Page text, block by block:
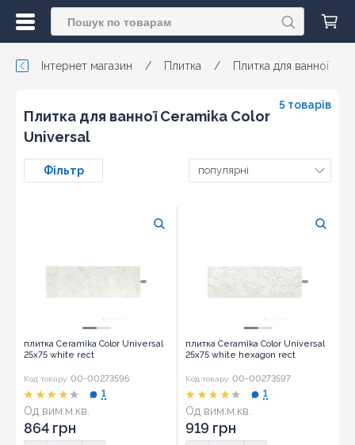
Інтернет магазин / Плитка / Плитка для ванної
Плитка для ванної Ceramika Color
Universal
5 товарів
Фільтр популярні
плитка Ceramika Color Universal
25x75 white rect
Код товару: 00-00273596
Од вим:м.кв.
1
864 грн
плитка Ceramika Color Universal
25x75 white hexagon rect
Код товару: 00-00273597
Од вим:м.кв.
1
919 грн